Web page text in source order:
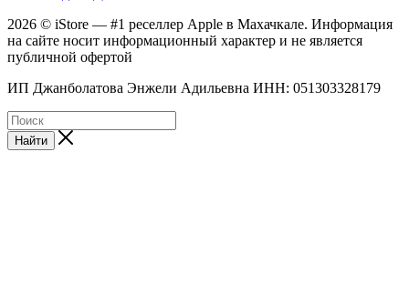
2026 © iStore — #1 реселлер Apple в Махачкале. Информация
на сайте носит информационный характер и не является
публичной офертой
ИП Джанболатова Энжели Адильевна ИНН: 051303328179
Найти